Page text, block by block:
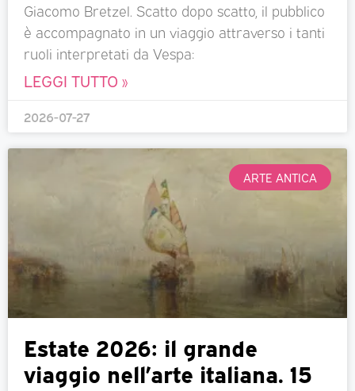
Giacomo Bretzel. Scatto dopo scatto, il pubblico
è accompagnato in un viaggio attraverso i tanti
ruoli interpretati da Vespa:
LEGGI TUTTO »
2026-07-27
ARTE ANTICA
Estate 2026: il grande
viaggio nell’arte italiana. 15